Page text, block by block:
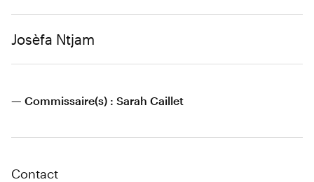
Josèfa Ntjam
— Commissaire(s) : Sarah Caillet
Contact